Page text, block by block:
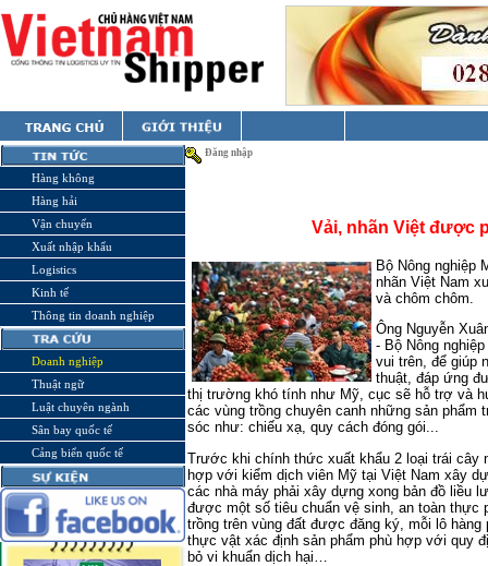
Hàng không
Hàng hải
Vận chuyển
Xuất nhập khẩu
Logistics
Kinh tế
Thông tin doanh nghiệp
Doanh nghiệp
Thuật ngữ
Luật chuyên ngành
Sân bay quốc tế
Cảng biển quốc tế
Đăng nhập
Vải, nhãn Việt được
Bộ Nông nghiệp
nhãn Việt Nam
và chôm chôm.
Ông Nguyễn
- Bộ Nông
vui trên, để giúp
thuật, đáp ứng
thị trường khó tính như Mỹ, cục sẽ hỗ trợ và
các vùng trồng chuyên canh những sản
sóc như: chiếu xạ, quy cách đóng gói...
Trước khi chính thức xuất khẩu 2 loại trái cây
hợp với kiểm dịch viên Mỹ tại Việt Nam xây
các nhà máy phải xây dựng xong bản đồ liều
được một số tiêu chuẩn vệ sinh, an toàn thực
trồng trên vùng đất được đăng ký, mỗi lô
thực vật xác định sản phẩm phù hợp với quy
bỏ vi khuẩn dịch hại…